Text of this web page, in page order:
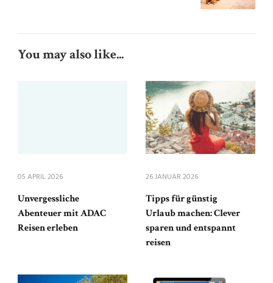
You may also like...
05 APRIL 2026
Unvergessliche
Abenteuer mit ADAC
Reisen erleben
26 JANUAR 2026
Tipps für günstig
Urlaub machen: Clever
sparen und entspannt
reisen